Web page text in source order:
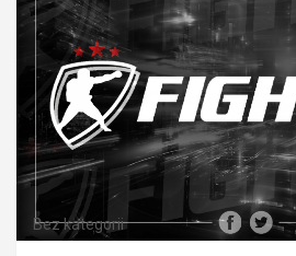
Bez kategorii